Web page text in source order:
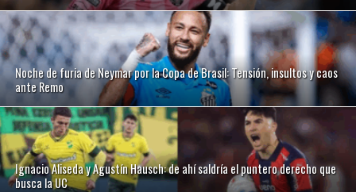
Noche de furia de Neymar por la Copa de Brasil: Tensión, insultos y caos
ante Remo
Ignacio Aliseda y Agustín Hausch: de ahí saldría el puntero derecho que
busca la UC